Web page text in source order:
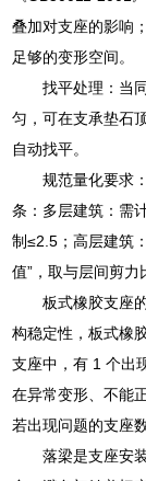
叠加对支座的影响
足够的变形空间。
找平处理：当
匀，可在支承垫石
自动找平。
规范量化要求
条：多层建筑：需
制≤2.5；高层建筑
值”，取与层间剪力
板式橡胶支座
构稳定性，板式橡
支座中，有 1 个出
在异常变形、不能
若出现问题的支座
落梁是支座安